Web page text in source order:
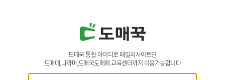
도매꾹 통합 아이디로 패밀리사이트인
도매매,나까마,도매꾹도매매 교육센터까지 이용가능합니다